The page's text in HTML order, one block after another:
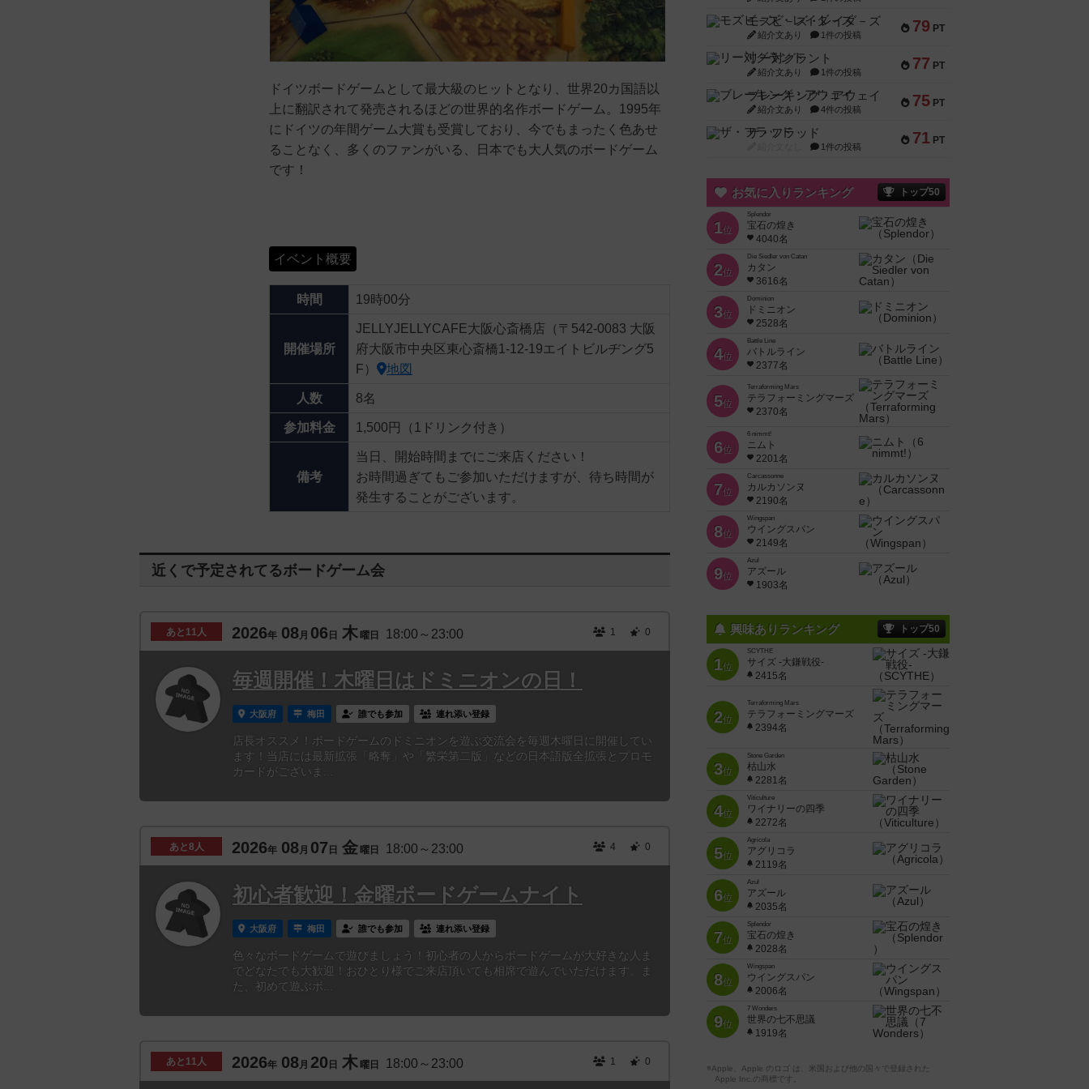
ドイツボードゲームとして最大級のヒットとなり、世界20カ国語以
上に翻訳されて発売されるほどの世界的名作ボードゲーム。1995年
にドイツの年間ゲーム大賞も受賞しており、今でもまったく色あせ
ることなく、多くのファンがいる、日本でも大人気のボードゲーム
です！
イベント概要
時間 19時00分
開催場所
JELLYJELLYCAFE大阪心斎橋店（〒542-0083 大阪
府大阪市中央区東心斎橋1-12-19エイトビルヂング5
F）
地図
人数 8名
参加料金 1,500円（1ドリンク付き）
備考
当日、開始時間までにご来店ください！
お時間過ぎてもご参加いただけますが、待ち時間が
発生することがございます。
近くで予定されてるボードゲーム会
あと 11人 2026年 08 月 06 日 木 曜日 18:00～23:00 1 0
毎週開催！木曜日はドミニオンの日！
大阪府 梅田 誰でも参加 連れ添い登録
店長オススメ！ボードゲームのドミニオンを遊ぶ交流会を毎週木曜日に開催してい
ます！当店には最新拡張「略奪」や「繁栄第二版」などの日本語版全拡張とプロモ
カードがございま...
あと8人 2026年 08 月 07 日 金 曜日 18:00～23:00 4 0
初心者歓迎！金曜ボードゲームナイト
大阪府 梅田 誰でも参加 連れ添い登録
色々なボードゲームで遊びましょう！初心者の人からボードゲームが大好きな人ま
でどなたでも大歓迎！おひとり様でご来店頂いても相席で遊んでいただけます。ま
た、初めて遊ぶボ...
あと 11人 2026年 08月 20 日 木 曜日 18:00～23:00 1 0
79 PT
モズビ－ズ・レイダ－ズ
紹介文あり 1件の投稿
77 PT
リー対グラント
紹介文あり 1件の投稿
75 PT
ブレーキング・アウェイ
紹介文あり 4件の投稿
71 PT
ザ・フラッド
1件の投稿
お気に入りランキング トップ50
1位
Splendor
宝石の煌き
4040名
2位
Die Siedler von Catan
カタン
3616名
3位
Dominion
ドミニオン
2528名
4位
Battle Line
バトルライン
2377名
5位
Terraforming Mars
テラフォーミングマーズ
2370名
6位
6 nimmt!
ニムト
2201名
7位
Carcassonne
カルカソンヌ
2190名
8位
Wingspan
ウイングスパン
2149名
9位
Azul
アズール
1903名
興味ありランキング トップ50
1位
SCYTHE
サイズ -大鎌戦役-
2415名
2位
Terraforming Mars
テラフォーミングマーズ
2394名
3位
Stone Garden
枯山水
2281名
4位
Viticulture
ワイナリーの四季
2272名
5位
Agricola
アグリコラ
2119名
6位
Azul
アズール
2035名
7位
Splendor
宝石の煌き
2028名
8位
Wingspan
ウイングスパン
2006名
9位
7 Wonders
世界の七不思議
1919名
※Apple、Apple のロゴ は、米国および他の国々で登録された
Apple Inc.の商標です。